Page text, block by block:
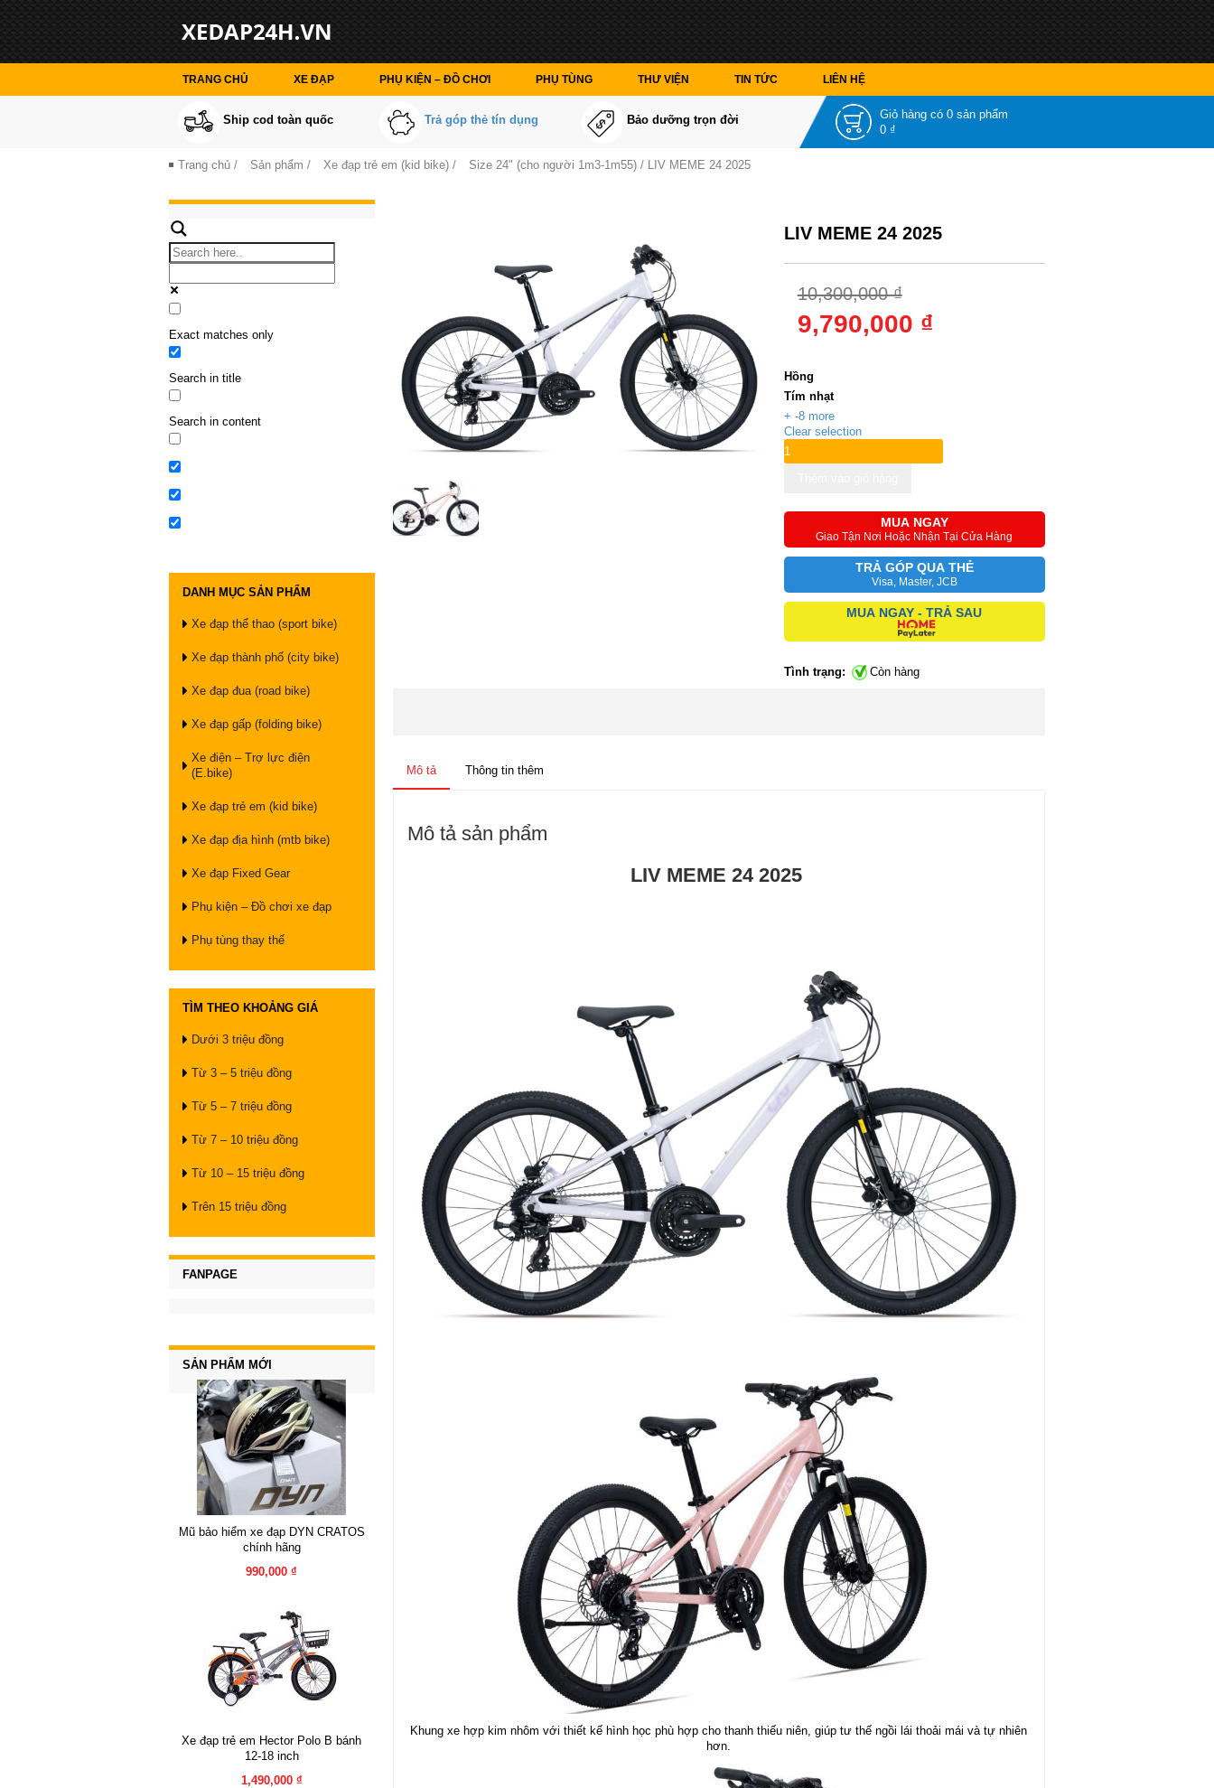
TRANG CHỦ XE ĐẠP PHỤ KIỆN – ĐỒ CHƠI PHỤ TÙNG THƯ VIỆN TIN TỨC LIÊN HỆ
Ship cod toàn quốc Trả góp thẻ tín dụng Bảo dưỡng trọn đời Giỏ hàng có 0 sản phẩm
0 ₫
Trang chủ / Sản phẩm / Xe đạp trẻ em (kid bike) / Size 24" (cho người 1m3-1m55) / LIV MEME 24 2025
Exact matches only
Search in title
Search in content
DANH MỤC SẢN PHẨM
Xe đạp thể thao (sport bike)
Xe đạp thành phố (city bike)
Xe đạp đua (road bike)
Xe đạp gấp (folding bike)
Xe điện – Trợ lực điện
(E.bike)
Xe đạp trẻ em (kid bike)
Xe đạp địa hình (mtb bike)
Xe đạp Fixed Gear
Phụ kiện – Đồ chơi xe đạp
Phụ tùng thay thế
TÌM THEO KHOẢNG GIÁ
Dưới 3 triệu đồng
Từ 3 – 5 triệu đồng
Từ 5 – 7 triệu đồng
Từ 7 – 10 triệu đồng
Từ 10 – 15 triệu đồng
Trên 15 triệu đồng
FANPAGE
SẢN PHẨM MỚI
Mũ bảo hiểm xe đạp DYN CRATOS
chính hãng
990,000 ₫
Xe đạp trẻ em Hector Polo B bánh
12-18 inch
1,490,000 ₫
LIV MEME 24 2025
10,300,000 ₫
9,790,000 ₫
Hồng
Tím nhạt
+ -8 more
Clear selection
MUA NGAY
Giao Tận Nơi Hoặc Nhận Tại Cửa Hàng
TRẢ GÓP QUA THẺ
Visa, Master, JCB
MUA NGAY - TRẢ SAU
Tình trạng: Còn hàng
Mô tả Thông tin thêm
Mô tả sản phẩm
LIV MEME 24 2025
Khung xe hợp kim nhôm với thiết kế hình học phù hợp cho thanh thiếu niên, giúp tư thế ngồi lái thoải mái và tự nhiên
hơn.